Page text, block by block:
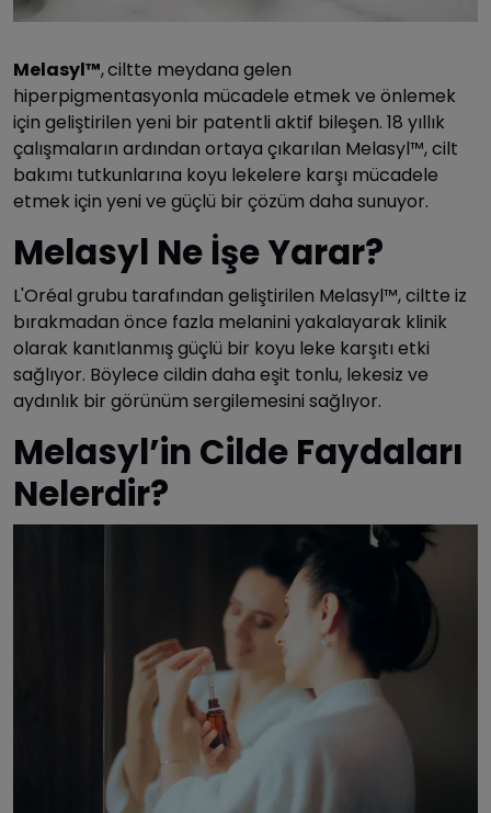
Melasyl™,ciltte meydana gelen
hiperpigmentasyonla mücadele etmek ve önlemek
için geliştirilen yeni bir patentli aktif bileşen. 18 yıllık
çalışmaların ardından ortaya çıkarılan Melasyl™️, cilt
bakımı tutkunlarına koyu lekelere karşı mücadele
etmek için yeni ve güçlü bir çözüm daha sunuyor.
Melasyl Ne İşe Yarar?
L'Oréal grubu tarafından geliştirilen Melasyl™, ciltte iz
bırakmadan önce fazla melanini yakalayarak klinik
olarak kanıtlanmış güçlü bir koyu leke karşıtı etki
sağlıyor. Böylece cildin daha eşit tonlu, lekesiz ve
aydınlık bir görünüm sergilemesini sağlıyor.
Melasyl’in Cilde Faydaları
Nelerdir?